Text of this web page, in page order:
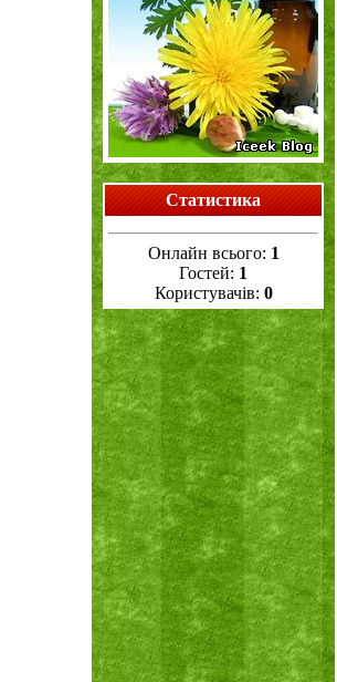
Статистика
Онлайн всього: 1
Гостей: 1
Користувачів: 0